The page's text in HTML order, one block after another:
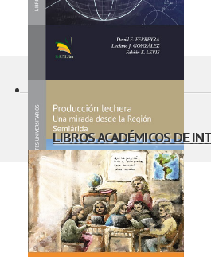
análisis complejo
LIBROS ACADÉMICOS DE